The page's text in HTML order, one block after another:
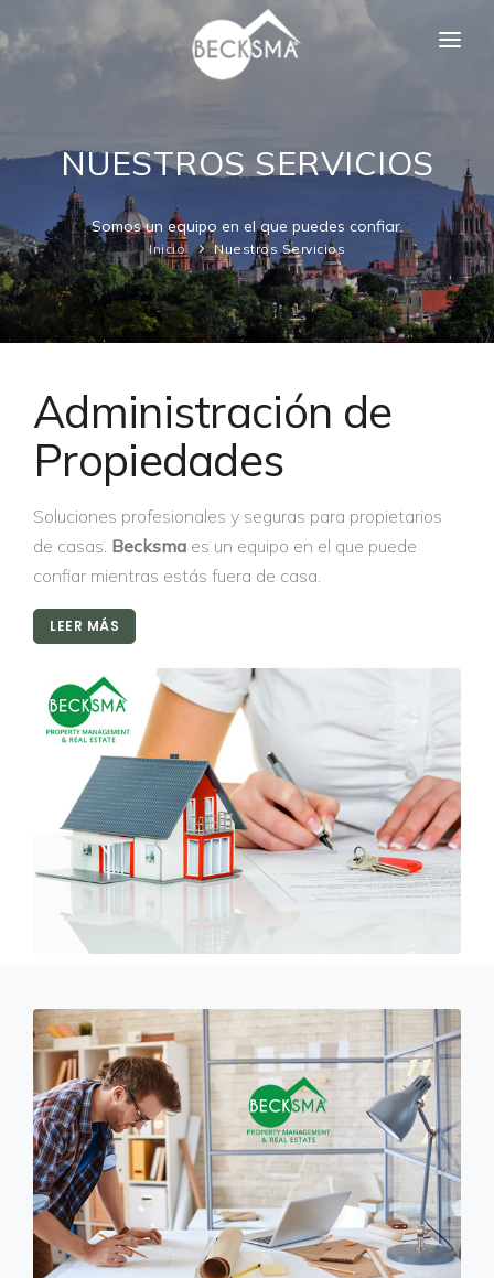
SERVICIOS
PROPIEDADES
REVIEWS
CONÓCENOS
ENGLISH
NUESTROS SERVICIOS
Somos un equipo en el que puedes confiar.
Inicio Nuestros Servicios
Administración de
Propiedades
Soluciones profesionales y seguras para propietarios
de casas. Becksma es un equipo en el que puede
confiar mientras estás fuera de casa.
LEER MÁS